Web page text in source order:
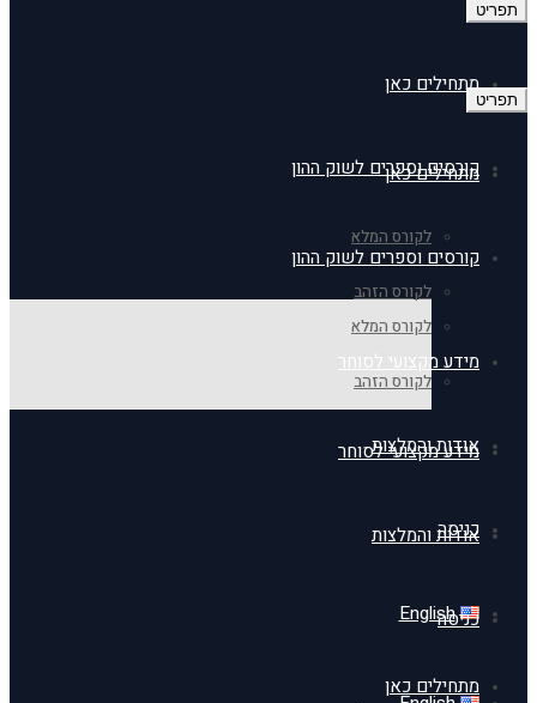
תפריט
מתחילים כאן
קורסים וספרים לשוק ההון
לקורס המלא
לקורס הזהב
מידע מקצועי לסוחר
אודות והמלצות
כניסה
English
מתחילים כאן
תפריט
מתחילים כאן
קורסים וספרים לשוק ההון
לקורס המלא
לקורס הזהב
מידע מקצועי לסוחר
אודות והמלצות
כניסה